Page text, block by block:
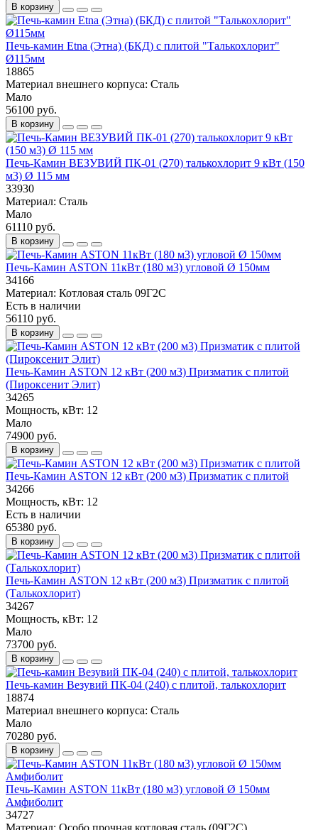
В корзину
Печь-камин Etna (Этна) (БКД) с плитой "Талькохлорит"
Ø115мм
18865
Материал внешнего корпуса: Сталь
Мало
56100 руб.
В корзину
Печь-Камин ВЕЗУВИЙ ПК-01 (270) талькохлорит 9 кВт (150
м3) Ø 115 мм
33930
Материал: Сталь
Мало
61110 руб.
В корзину
Печь-Камин ASTON 11кВт (180 м3) угловой Ø 150мм
34166
Материал: Котловая сталь 09Г2С
Есть в наличии
56110 руб.
В корзину
Печь-Камин ASTON 12 кВт (200 м3) Призматик с плитой
(Пироксенит Элит)
34265
Мощность, кВт: 12
Мало
74900 руб.
В корзину
Печь-Камин ASTON 12 кВт (200 м3) Призматик с плитой
34266
Мощность, кВт: 12
Есть в наличии
65380 руб.
В корзину
Печь-Камин ASTON 12 кВт (200 м3) Призматик с плитой
(Талькохлорит)
34267
Мощность, кВт: 12
Мало
73700 руб.
В корзину
Печь-камин Везувий ПК-04 (240) с плитой, талькохлорит
18874
Материал внешнего корпуса: Сталь
Мало
70280 руб.
В корзину
Печь-Камин ASTON 11кВт (180 м3) угловой Ø 150мм
Амфиболит
34727